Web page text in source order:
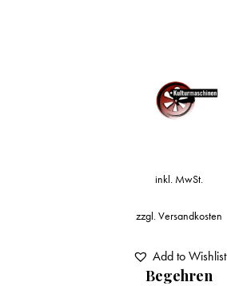
Begehren
inkl. MwSt.
zzgl.Versandkosten
Add to Wishlist